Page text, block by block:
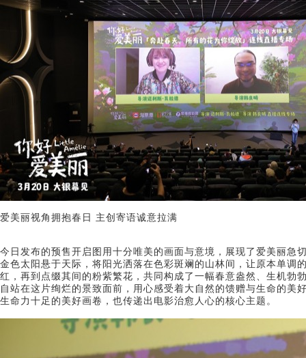
爱美丽视角拥抱春日 主创寄语诚意拉满
今日发布的预售开启图用十分唯美的画面与意境，展现了爱美丽急
金色太阳悬于天际，将阳光洒落在色彩斑斓的山林间，让原本单调
红，再到点缀其间的粉紫繁花，共同构成了一幅春意盎然、生机勃
自站在这片绚烂的景致面前，用心感受着大自然的馈赠与生命的美
生命力十足的美好画卷，也传递出电影治愈人心的核心主题。